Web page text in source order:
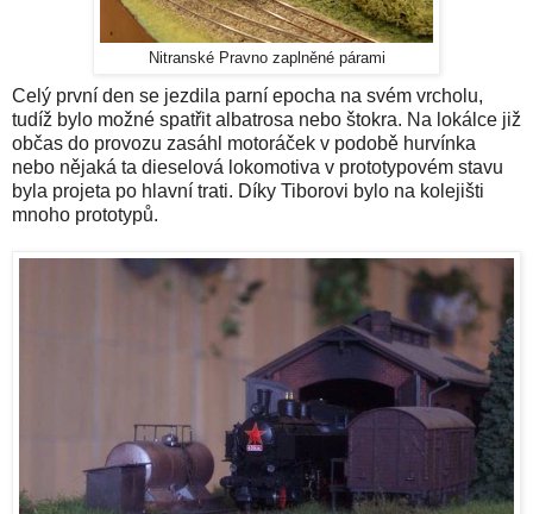
Nitranské Pravno zaplněné párami
Celý první den se jezdila parní epocha na svém vrcholu,
tudíž bylo možné spatřit albatrosa nebo štokra. Na lokálce již
občas do provozu zasáhl motoráček v podobě hurvínka
nebo nějaká ta dieselová lokomotiva v prototypovém stavu
byla projeta po hlavní trati. Díky Tiborovi bylo na kolejišti
mnoho prototypů.